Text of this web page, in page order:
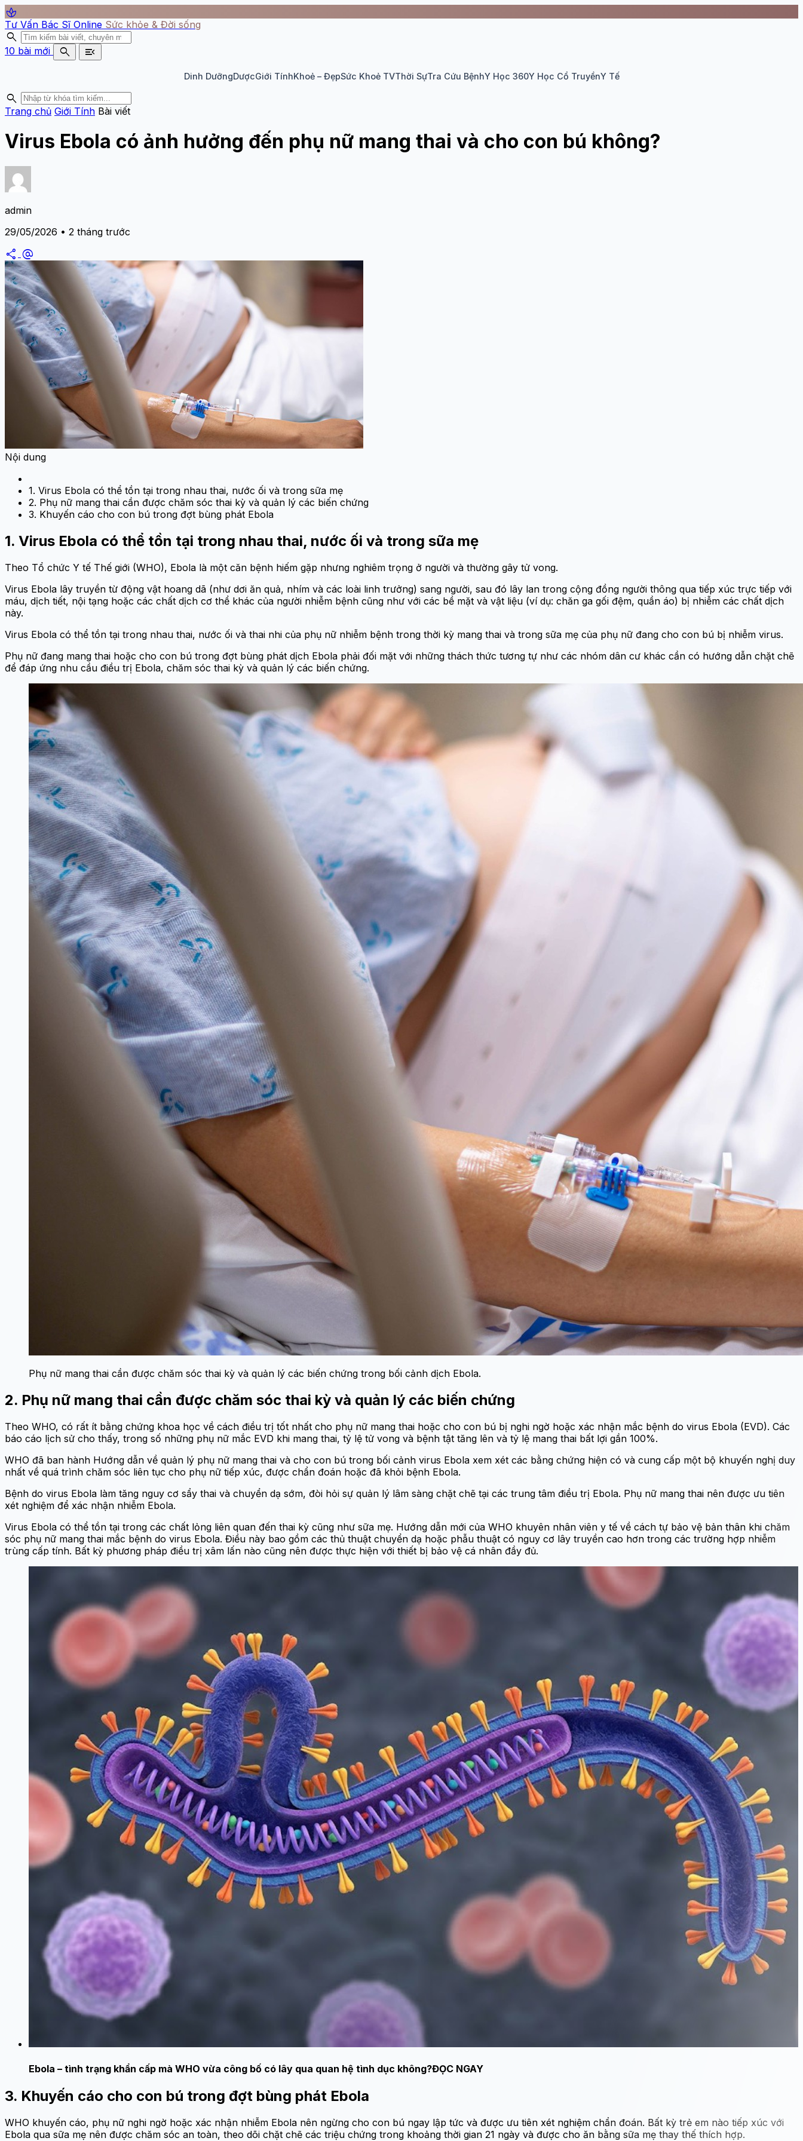
spa
Tư Vấn Bác Sĩ Online Sức khỏe & Đời sống
search
10 bài mới search menu_open
Dinh DưỡngDượcGiới TínhKhoẻ – ĐẹpSức Khoẻ TVThời SựTra Cứu BệnhY Học 360Y Học Cổ TruyềnY Tế
search
Trang chủ Giới Tính Bài viết
Virus Ebola có ảnh hưởng đến phụ nữ mang thai và cho con bú không?
admin
29/05/2026 • 2 tháng trước
share alternate_email
Nội dung
1. Virus Ebola có thể tồn tại trong nhau thai, nước ối và trong sữa mẹ
2. Phụ nữ mang thai cần được chăm sóc thai kỳ và quản lý các biến chứng
3. Khuyến cáo cho con bú trong đợt bùng phát Ebola
1. Virus Ebola có thể tồn tại trong nhau thai, nước ối và trong sữa mẹ
Theo Tổ chức Y tế Thế giới (WHO), Ebola là một căn bệnh hiếm gặp nhưng nghiêm trọng ở người và thường gây tử vong.
Virus Ebola lây truyền từ động vật hoang dã (như dơi ăn quả, nhím và các loài linh trưởng) sang người, sau đó lây lan trong cộng đồng người thông qua tiếp xúc trực tiếp với
máu, dịch tiết, nội tạng hoặc các chất dịch cơ thể khác của người nhiễm bệnh cũng như với các bề mặt và vật liệu (ví dụ: chăn ga gối đệm, quần áo) bị nhiễm các chất dịch
này.
Virus Ebola có thể tồn tại trong nhau thai, nước ối và thai nhi của phụ nữ nhiễm bệnh trong thời kỳ mang thai và trong sữa mẹ của phụ nữ đang cho con bú bị nhiễm virus.
Phụ nữ đang mang thai hoặc cho con bú trong đợt bùng phát dịch Ebola phải đối mặt với những thách thức tương tự như các nhóm dân cư khác cần có hướng dẫn chặt chẽ
để đáp ứng nhu cầu điều trị Ebola, chăm sóc thai kỳ và quản lý các biến chứng.
Phụ nữ mang thai cần được chăm sóc thai kỳ và quản lý các biến chứng trong bối cảnh dịch Ebola.
2. Phụ nữ mang thai cần được chăm sóc thai kỳ và quản lý các biến chứng
Theo WHO, có rất ít bằng chứng khoa học về cách điều trị tốt nhất cho phụ nữ mang thai hoặc cho con bú bị nghi ngờ hoặc xác nhận mắc bệnh do virus Ebola (EVD). Các
báo cáo lịch sử cho thấy, trong số những phụ nữ mắc EVD khi mang thai, tỷ lệ tử vong và bệnh tật tăng lên và tỷ lệ mang thai bất lợi gần 100%.
WHO đã ban hành Hướng dẫn về quản lý phụ nữ mang thai và cho con bú trong bối cảnh virus Ebola xem xét các bằng chứng hiện có và cung cấp một bộ khuyến nghị duy
nhất về quá trình chăm sóc liên tục cho phụ nữ tiếp xúc, được chẩn đoán hoặc đã khỏi bệnh Ebola.
Bệnh do virus Ebola làm tăng nguy cơ sẩy thai và chuyển dạ sớm, đòi hỏi sự quản lý lâm sàng chặt chẽ tại các trung tâm điều trị Ebola. Phụ nữ mang thai nên được ưu tiên
xét nghiệm để xác nhận nhiễm Ebola.
Virus Ebola có thể tồn tại trong các chất lỏng liên quan đến thai kỳ cũng như sữa mẹ. Hướng dẫn mới của WHO khuyên nhân viên y tế về cách tự bảo vệ bản thân khi chăm
sóc phụ nữ mang thai mắc bệnh do virus Ebola. Điều này bao gồm các thủ thuật chuyển dạ hoặc phẫu thuật có nguy cơ lây truyền cao hơn trong các trường hợp nhiễm
trùng cấp tính. Bất kỳ phương pháp điều trị xâm lấn nào cũng nên được thực hiện với thiết bị bảo vệ cá nhân đầy đủ.
Ebola – tình trạng khẩn cấp mà WHO vừa công bố có lây qua quan hệ tình dục không?ĐỌC NGAY
3. Khuyến cáo cho con bú trong đợt bùng phát Ebola
WHO khuyến cáo, phụ nữ nghi ngờ hoặc xác nhận nhiễm Ebola nên ngừng cho con bú ngay lập tức và được ưu tiên xét nghiệm chẩn đoán. Bất kỳ trẻ em nào tiếp xúc với
Ebola qua sữa mẹ nên được chăm sóc an toàn, theo dõi chặt chẽ các triệu chứng trong khoảng thời gian 21 ngày và được cho ăn bằng sữa mẹ thay thế thích hợp.